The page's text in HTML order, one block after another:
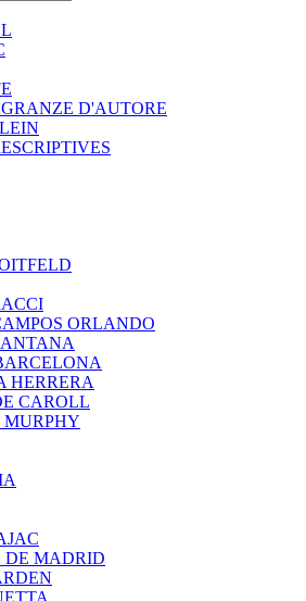
D'AUTORE
ORLANDO
HERRERA
CAROLL
DE MADRID